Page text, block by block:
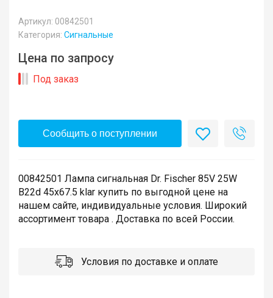
Артикул: 00842501
Категория: Сигнальные
Цена по запросу
Под заказ
Сообщить о поступлении
00842501 Лампа сигнальная Dr. Fischer 85V 25W
B22d 45x67.5 klar купить по выгодной цене на
нашем сайте, индивидуальные условия. Широкий
ассортимент товара . Доставка по всей России.
Условия по доставке и оплате